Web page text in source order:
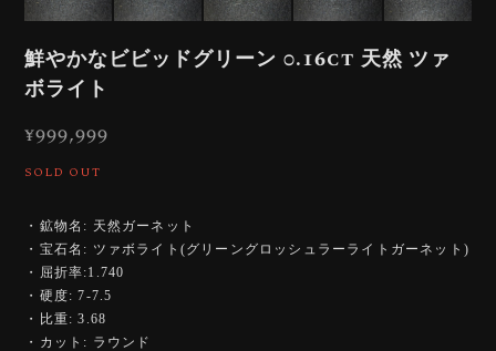
鮮やかなビビッドグリーン 0.16ct 天然 ツァ
ボライト
¥999,999
SOLD OUT
・鉱物名: 天然ガーネット
・宝石名: ツァボライト(グリーングロッシュラーライトガーネット)
・屈折率:1.740
・硬度: 7-7.5
・比重: 3.68
・カット: ラウンド